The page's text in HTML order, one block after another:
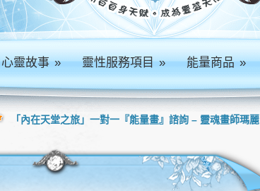
心靈故事» 靈性服務項目» 能量商品»
「內在天堂之旅」一對一『能量畫』諮詢 – 靈魂畫師瑪麗